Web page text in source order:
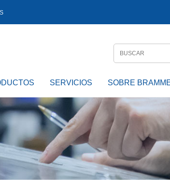
SERVICIOS SOBRE